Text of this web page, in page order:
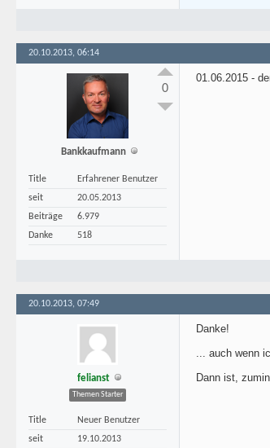
20.10.2013, 06:14
Bankkaufmann
Title
Erfahrener Benutzer
seit
20.05.2013
Beiträge
6.979
Danke
518
0
01.06.2015 -
20.10.2013, 07:49
felianst
Themen Starter
Title
Neuer Benutzer
seit
19.10.2013
Danke!
... auch wenn
Dann ist,